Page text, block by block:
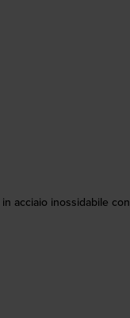
acciaio inossidabile